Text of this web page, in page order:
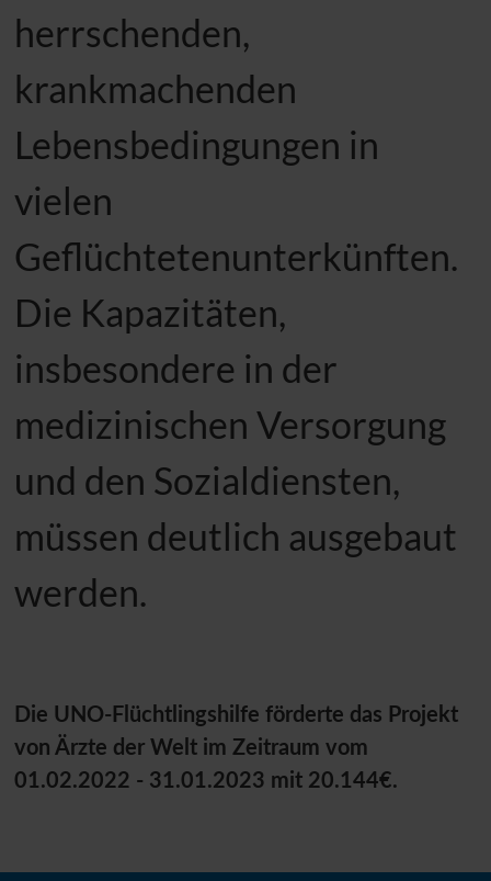
herrschenden,
krankmachenden
Lebensbedingungen in
vielen
Geflüchtetenunterkünften.
Die Kapazitäten,
insbesondere in der
medizinischen Versorgung
und den Sozialdiensten,
müssen deutlich ausgebaut
werden.
Die UNO-Flüchtlingshilfe förderte das Projekt
von Ärzte der Welt im Zeitraum vom
01.02.2022 - 31.01.2023 mit 20.144€.